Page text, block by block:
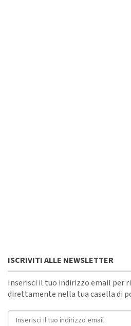
ISCRIVITI ALLE NEWSLETTER
Inserisci il tuo indirizzo email per
direttamente nella tua casella di
Indirizzo email